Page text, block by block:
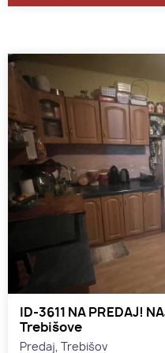
ID-3611 NA PREDAJ!
Trebišove
Predaj, Trebišov